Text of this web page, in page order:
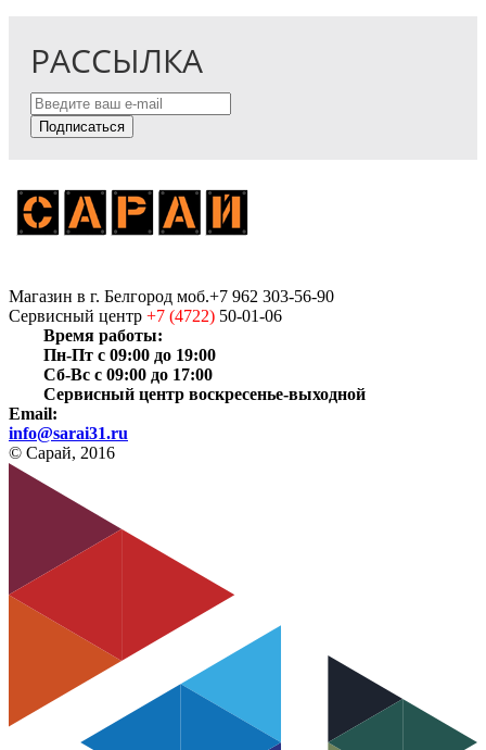
РАССЫЛКА
Подписаться
Магазин в г. Белгород моб.+7 962 303-56-90
Сервисный центр +7 (4722) 50-01-06
Время работы:
Пн-Пт с 09:00 до 19:00
Сб-Вс с 09:00 до 17:00
Сервисный центр воскресенье-выходной
Email:
info@sarai31.ru
© Сарай, 2016